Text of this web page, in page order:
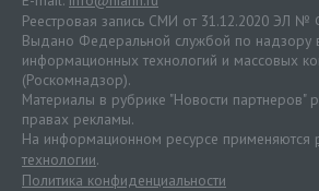
Реестровая запись СМИ от 31.12.2020 ЭЛ №
Выдано Федеральной службой по надзору
информационных технологий и массовых
(Роскомнадзор).
Материалы в рубрике "Новости партнеров"
правах рекламы.
На информационном ресурсе применяются
технологии.
Политика конфиденциальности